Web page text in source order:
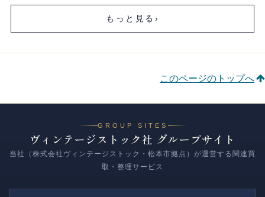
もっと見る ›
このページのトップへ
GROUP SITES
ヴィンテージストック社 グループサイト
当社（株式会社ヴィンテージストック・松本市拠点）が運営する関連買
取・整理サービス